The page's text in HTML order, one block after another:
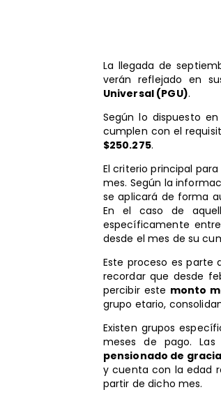
La llegada de
verán reflejado en
Universal (PGU).
Según lo dispuesto
cumplen con el
$250.275.
El criterio principal
mes. Según la
se aplicará de forma
En el caso de
específicamente entre
desde el mes de su
Este proceso es parte
recordar que desde
percibir este monto
grupo etario,
Existen grupos
meses de pago.
pensionado de
y cuenta con la edad
partir de dicho mes.